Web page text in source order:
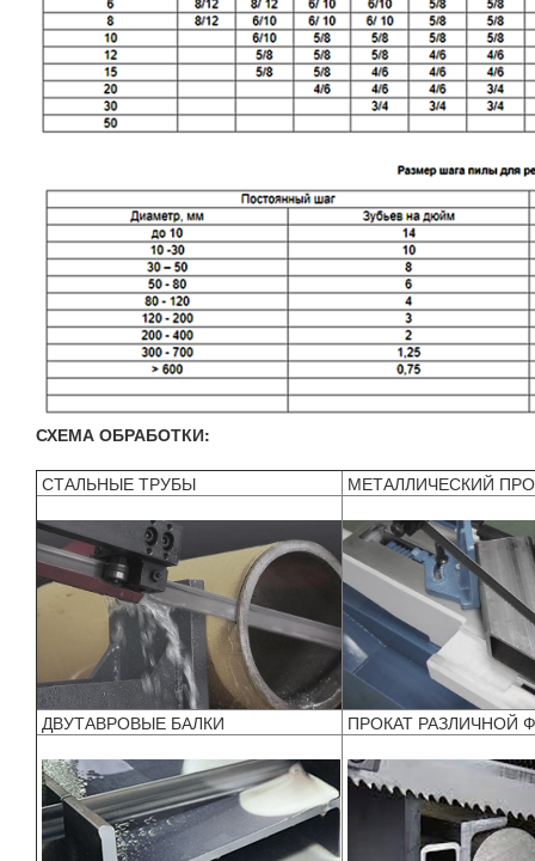
СХЕМА ОБРАБОТКИ:
СТАЛЬНЫЕ ТРУБЫ МЕТАЛЛИЧЕСКИЙ
ДВУТАВРОВЫЕ БАЛКИ ПРОКАТ РАЗЛИЧНОЙ